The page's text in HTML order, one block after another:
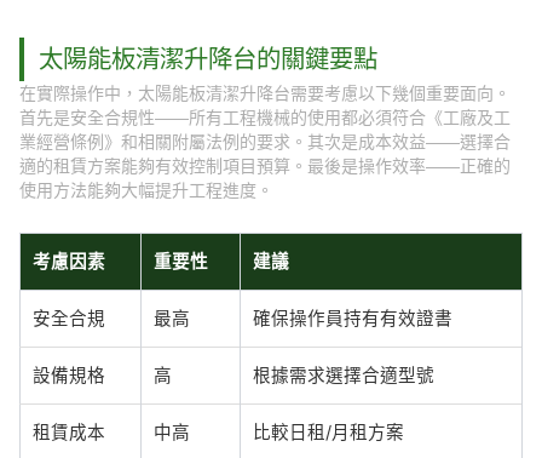
太陽能板清潔升降台的關鍵要點
在實際操作中，太陽能板清潔升降台需要考慮以下幾個重要面向。
首先是安全合規性——所有工程機械的使用都必須符合《工廠及工
業經營條例》和相關附屬法例的要求。其次是成本效益——選擇合
適的租賃方案能夠有效控制項目預算。最後是操作效率——正確的
使用方法能夠大幅提升工程進度。
考慮因素 重要性 建議
安全合規 最高 確保操作員持有有效證書
設備規格 高 根據需求選擇合適型號
租賃成本 中高 比較日租/月租方案